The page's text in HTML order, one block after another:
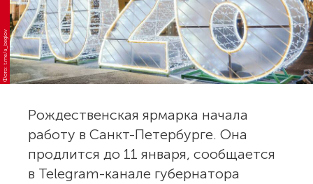
Фото: t.me/a_beglov
Рождественская ярмарка начала
работу в Санкт-Петербурге. Она
продлится до 11 января, сообщается
в Telegram-канале губернатора